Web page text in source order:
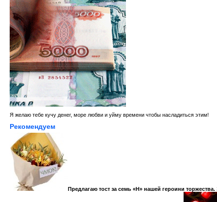
Я желаю тебе кучу денег, море любви и уйму времени чтобы насладиться этим!
Рекомендуем
Предлагаю тост за семь «Н» нашей героини